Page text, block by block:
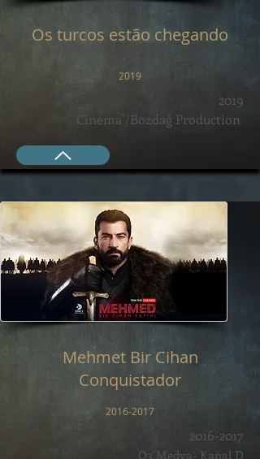
Os turcos estão chegando
2019
2019
Cinema /Bozdağ Production
Mehmet Bir Cihan
Conquistador
2016-2017
2016-2017
O3 Medya- Kanal D